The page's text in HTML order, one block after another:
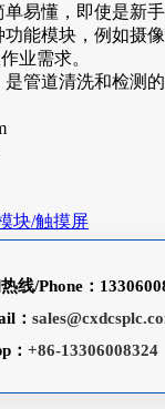
易懂，即使是新手
能模块，例如摄
业需求。
管道清洗和检测的
块/触摸屏
线/Phone：
：
： +86-13306008324